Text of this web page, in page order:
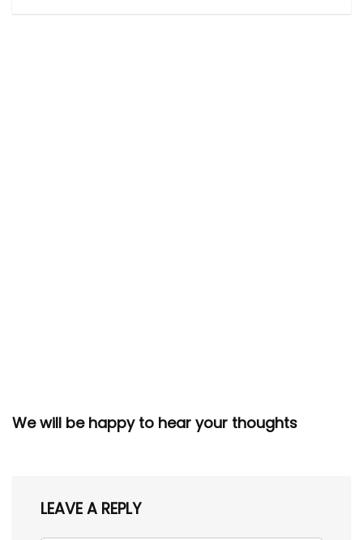
We will be happy to hear your thoughts
LEAVE A REPLY